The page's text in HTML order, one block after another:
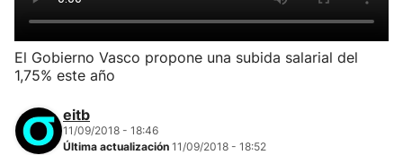
El Gobierno Vasco propone una subida salarial del
1,75% este año
eitb
11/09/2018 - 18:46
Última actualización 11/09/2018 - 18:52